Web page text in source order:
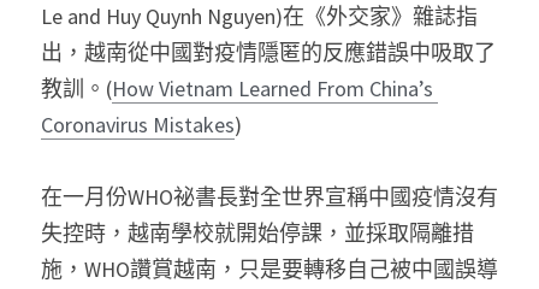
Le and Huy Quynh Nguyen)在《外交家》雜誌指
出，越南從中國對疫情隱匿的反應錯誤中吸取了
教訓。(How Vietnam Learned From China’s
Coronavirus Mistakes)
在一月份WHO祕書長對全世界宣稱中國疫情沒有
失控時，越南學校就開始停課，並採取隔離措
施，WHO讚賞越南，只是要轉移自己被中國誤導